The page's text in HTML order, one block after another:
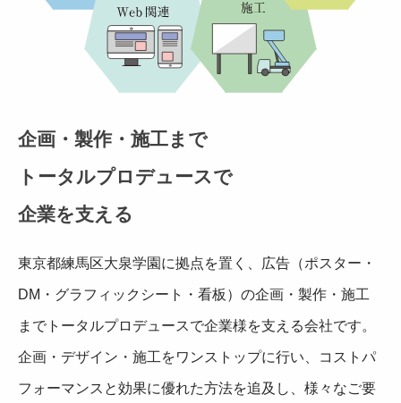
企画・製作・施工まで
トータルプロデュースで
企業を支える
東京都練馬区大泉学園に拠点を置く、広告（ポスター・
DM・グラフィックシート・看板）の企画・製作・施工
までトータルプロデュースで企業様を支える会社です。
企画・デザイン・施工をワンストップに行い、コストパ
フォーマンスと効果に優れた方法を追及し、様々なご要